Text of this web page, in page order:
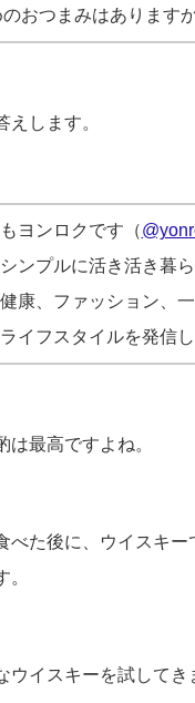
おつまみはあります
えします。
ヨンロクです（
ンプルに活き活き暮
康、ファッション、
イフスタイルを発信し
は最高ですよね。
べた後に、ウイスキー
ウイスキーを試してき